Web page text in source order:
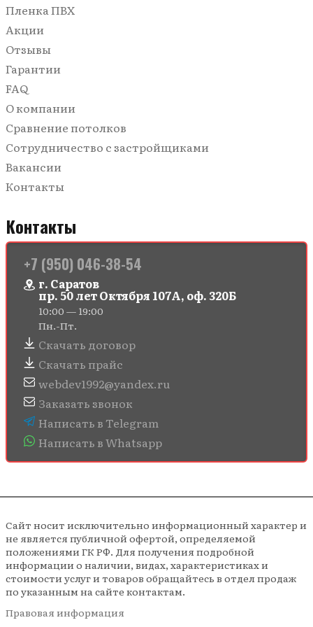
Пленка ПВХ
Акции
Отзывы
Гарантии
FAQ
О компании
Сравнение потолков
Сотрудничество с застройщиками
Вакансии
Контакты
Контакты
+7 (950) 046-38-54
г. Саратов
пр. 50 лет Октября 107А, оф. 320Б
10:00 — 19:00
Пн.-Пт.
Скачать договор
Скачать прайс
webdev1992@yandex.ru
Заказать звонок
Написать в Telegram
Написать в Whatsapp
Сайт носит исключительно информационный характер и
не является публичной офертой, определяемой
положениями ГК РФ. Для получения подробной
информации о наличии, видах, характеристиках и
стоимости услуг и товаров обращайтесь в отдел продаж
по указанным на сайте контактам.
Правовая информация